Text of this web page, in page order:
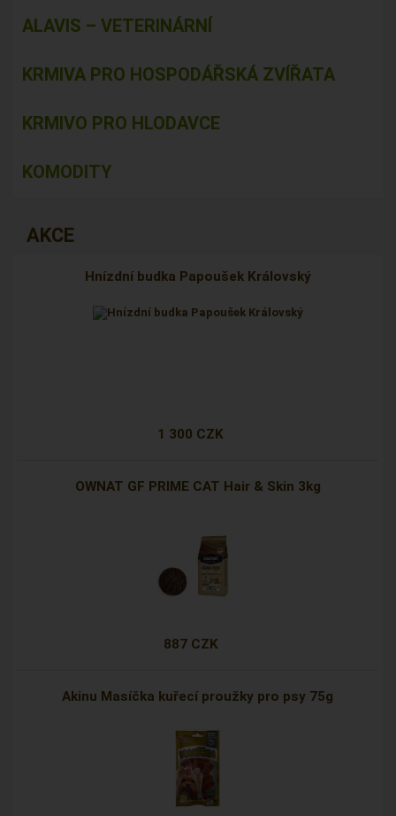
ALAVIS – VETERINÁRNÍ
KRMIVA PRO HOSPODÁŘSKÁ ZVÍŘATA
KRMIVO PRO HLODAVCE
KOMODITY
AKCE
Hnízdní budka Papoušek Královský
1 300 CZK
OWNAT GF PRIME CAT Hair & Skin 3kg
887 CZK
Akinu Masíčka kuřecí proužky pro psy 75g